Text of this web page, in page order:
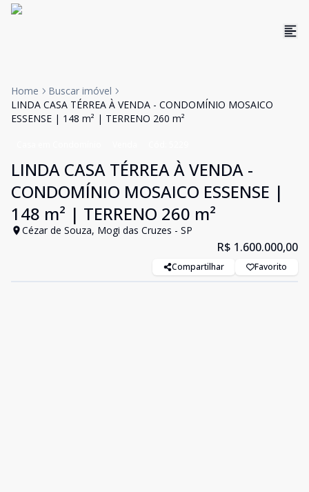
Home
Buscar imóvel
LINDA CASA TÉRREA À VENDA - CONDOMÍNIO MOSAICO
ESSENSE | 148 m² | TERRENO 260 m²
LINDA CASA TÉRREA À VENDA -
CONDOMÍNIO MOSAICO ESSENSE |
148 m² | TERRENO 260 m²
Cézar de Souza, Mogi das Cruzes - SP
R$ 1.600.000,00
Compartilhar Favorito